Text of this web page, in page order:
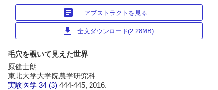
article アブストラクトを見る
download 全文ダウンロード(2.28MB)
毛穴を覗いて見えた世界
原健士朗
東北大学大学院農学研究科
実験医学 34 (3)444-445, 2016.